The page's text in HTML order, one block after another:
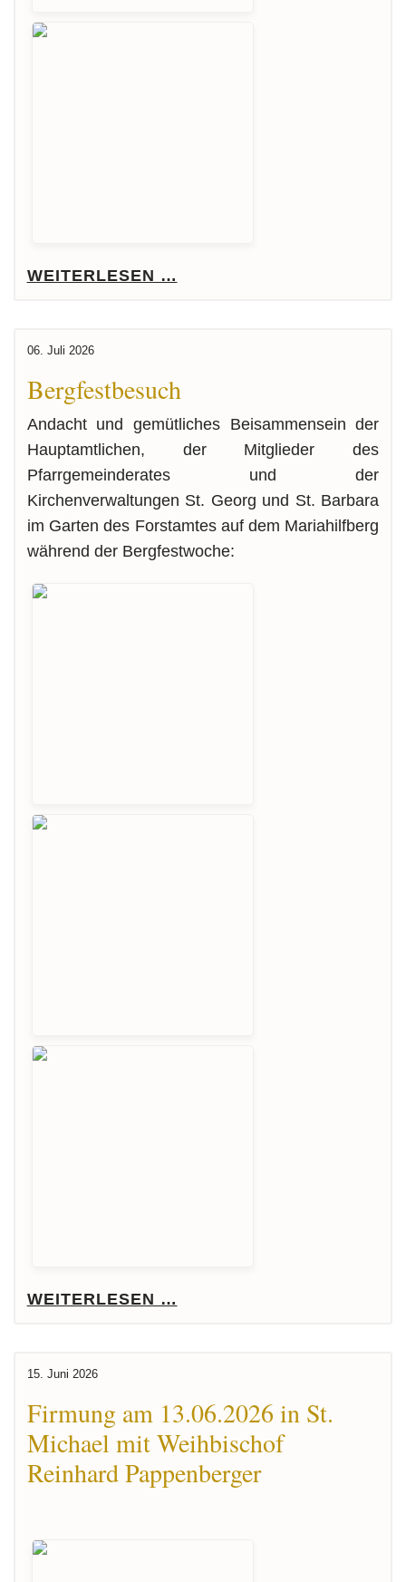
WEITERLESEN …
06. Juli 2026
Bergfestbesuch
Andacht und gemütliches Beisammensein der
Hauptamtlichen, der Mitglieder des
Pfarrgemeinderates und der
Kirchenverwaltungen St. Georg und St. Barbara
im Garten des Forstamtes auf dem Mariahilfberg
während der Bergfestwoche:
WEITERLESEN …
15. Juni 2026
Firmung am 13.06.2026 in St.
Michael mit Weihbischof
Reinhard Pappenberger